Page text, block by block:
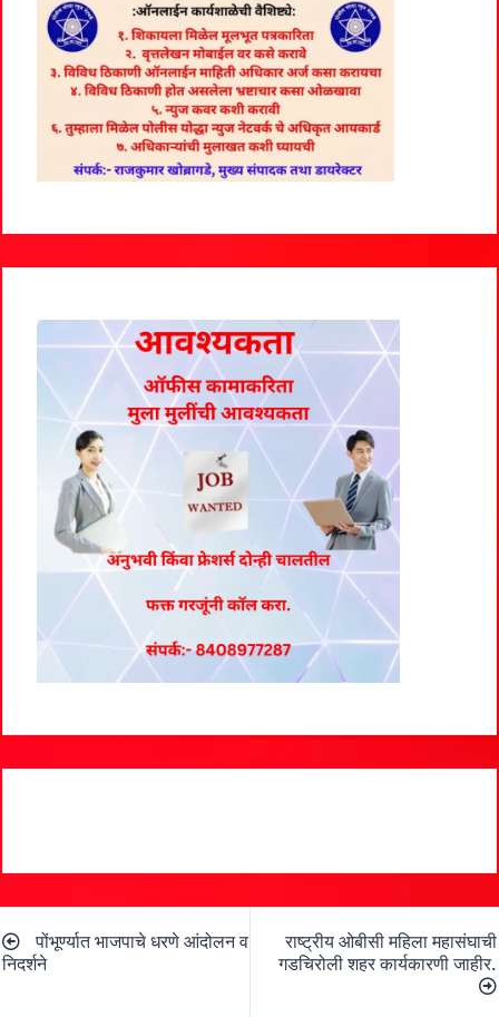
navigation
पोंभूर्ण्यात भाजपाचे धरणे आंदोलन व
निदर्शने
राष्ट्रीय ओबीसी महिला महासंघाची
गडचिरोली शहर कार्यकारणी जाहीर.